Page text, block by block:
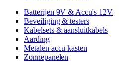
Batterijen 9V & Accu's 12V
Beveiliging & testers
Kabelsets & aansluitkabels
Aarding
Metalen accu kasten
Zonnepanelen